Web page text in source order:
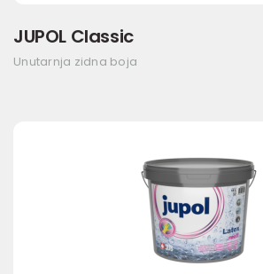
JUPOL Classic
Unutarnja zidna boja